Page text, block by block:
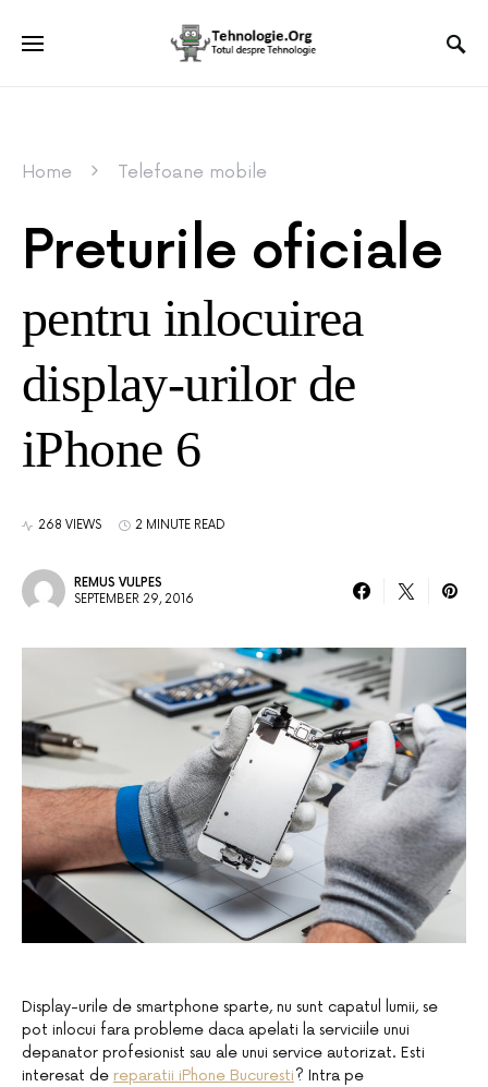
Home Telefoane mobile
Preturile oficiale
pentru inlocuirea
display-urilor de
iPhone 6
268 VIEWS 2 MINUTE READ
REMUS VULPES
SEPTEMBER 29, 2016
Display-urile de smartphone sparte, nu sunt capatul lumii, se
pot inlocui fara probleme daca apelati la serviciile unui
depanator profesionist sau ale unui service autorizat. Esti
interesat de reparatii iPhone Bucuresti? Intra pe